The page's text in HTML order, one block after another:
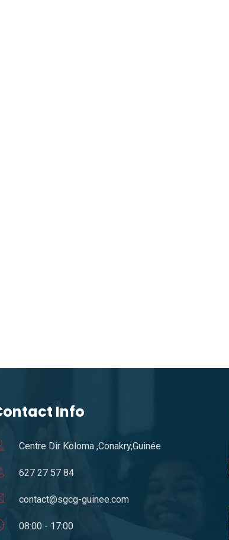
Info
Centre Dir Koloma ,Conakry,Guinée
627 27 57 84
contact@sgcg-guinee.com
08:00 - 17:00